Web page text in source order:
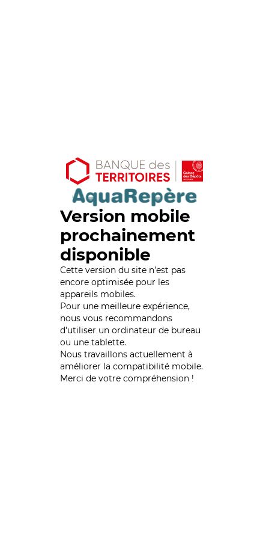
Version mobile
prochainement
disponible
Cette version du site n’est pas
encore optimisée pour les
appareils mobiles.
Pour une meilleure expérience,
nous vous recommandons
d'utiliser un ordinateur de bureau
ou une tablette.
Nous travaillons actuellement à
améliorer la compatibilité mobile.
Merci de votre compréhension !